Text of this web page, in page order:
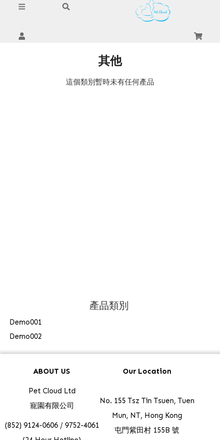
產品類別
Demo001
Demo002
其他
這個類別暫時未有任何產品
ABOUT US
Pet Cloud Ltd
寵園有限公司
(852) 9124-0606 / 9752-4061
Our Location
No. 155 Tsz Tin Tsuen, Tuen
Mun, NT, Hong Kong
屯門紫田村 155B 號